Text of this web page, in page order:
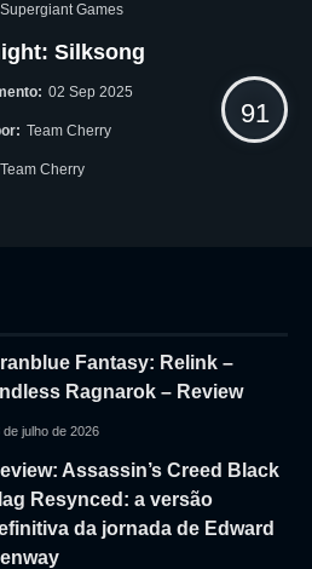
Supergiant Games
Silksong
02 Sep 2025
Team Cherry
Team Cherry
91
Fantasy: Relink –
Ragnarok – Review
de julho de 2026
Assassin’s Creed Black
Resynced: a versão
da jornada de Edward